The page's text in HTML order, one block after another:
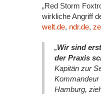
„Red Storm
wirkliche Angriff
welt.de, ndr.de,
„Wir sind
der Praxis
Kapitän zur
Hamburg,